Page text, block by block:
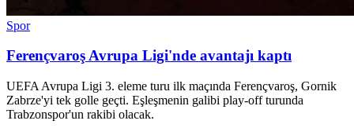
Spor
Ferençvaroş Avrupa Ligi'nde avantajı kaptı
UEFA Avrupa Ligi 3. eleme turu ilk maçında Ferençvaroş, Gornik
Zabrze'yi tek golle geçti. Eşleşmenin galibi play-off turunda
Trabzonspor'un rakibi olacak.